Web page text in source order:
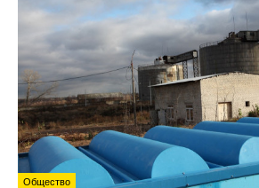
Общество